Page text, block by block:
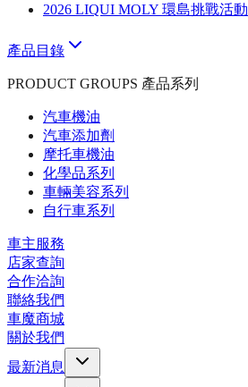
2026 LIQUI MOLY 環島挑戰活動
產品目錄
PRODUCT GROUPS 產品系列
汽車機油
汽車添加劑
摩托車機油
化學品系列
車輛美容系列
自行車系列
車主服務
店家查詢
合作洽詢
聯絡我們
車魔商城
關於我們
最新消息